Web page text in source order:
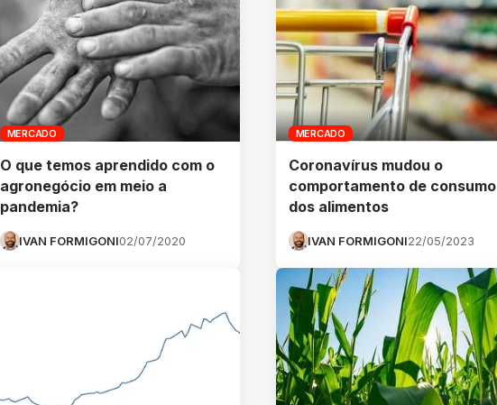
MERCADO
O que temos aprendido com o
agronegócio em meio a
pandemia?
IVAN FORMIGONI02/07/2020
MERCADO
Coronavírus mudou o
comportamento de consumo
dos alimentos
IVAN FORMIGONI22/05/2023